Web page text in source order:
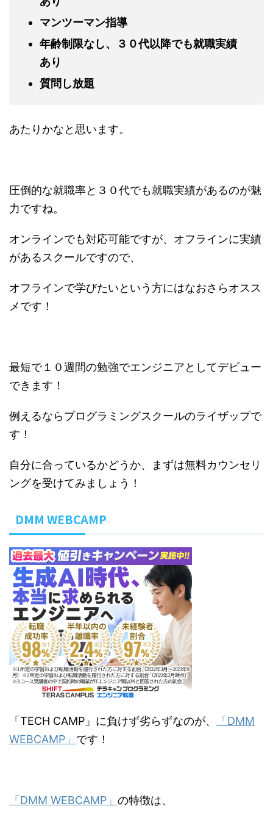
マンツーマン指導
年齢制限なし、３０代以降でも就職実績
あり
質問し放題
あたりかなと思います。
圧倒的な就職率と３０代でも就職実績があるのが魅
力ですね。
オンラインでも対応可能ですが、オフラインに実績
があるスクールですので、
オフラインで学びたいという方にはなおさらオスス
メです！
最短で１０週間の勉強でエンジニアとしてデビュー
できます！
例えるならプログラミングスクールのライザップで
す！
自分に合っているかどうか、まずは無料カウンセリ
ングを受けてみましょう！
DMM WEBCAMP
「TECH CAMP」に負けず劣らずなのが、
「DMM
WEBCAMP」 です！
「DMM WEBCAMP」 の特徴は、